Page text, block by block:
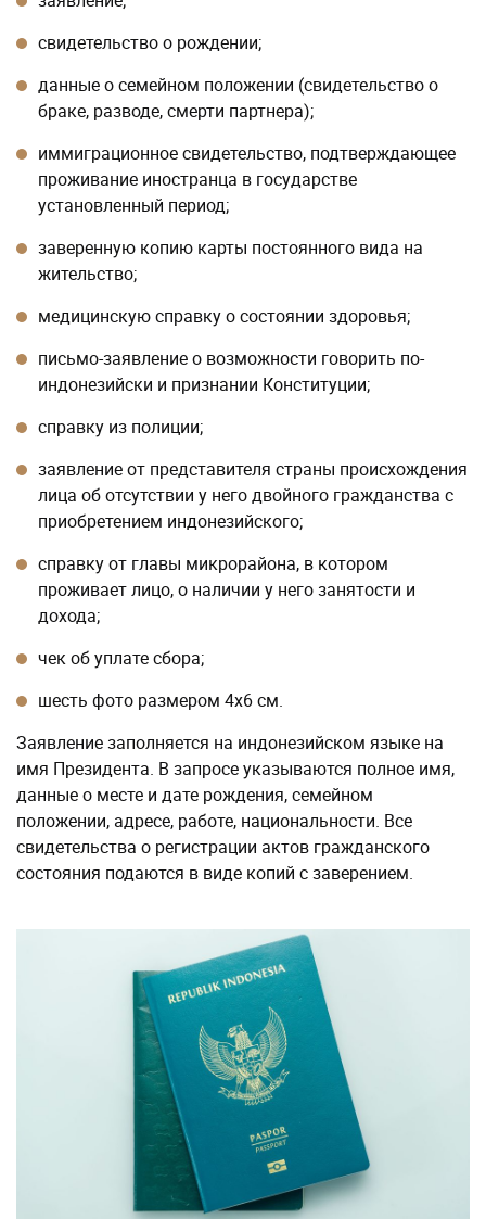
свидетельство о рождении;
данные о семейном положении (свидетельство о
браке, разводе, смерти партнера);
иммиграционное свидетельство, подтверждающее
проживание иностранца в государстве
установленный период;
заверенную копию карты постоянного вида на
жительство;
медицинскую справку о состоянии здоровья;
письмо-заявление о возможности говорить по-
индонезийски и признании Конституции;
справку из полиции;
заявление от представителя страны происхождения
лица об отсутствии у него двойного гражданства с
приобретением индонезийского;
справку от главы микрорайона, в котором
проживает лицо, о наличии у него занятости и
дохода;
чек об уплате сбора;
шесть фото размером 4х6 см.
Заявление заполняется на индонезийском языке на
имя Президента. В запросе указываются полное имя,
данные о месте и дате рождения, семейном
положении, адресе, работе, национальности. Все
свидетельства о регистрации актов гражданского
состояния подаются в виде копий с заверением.